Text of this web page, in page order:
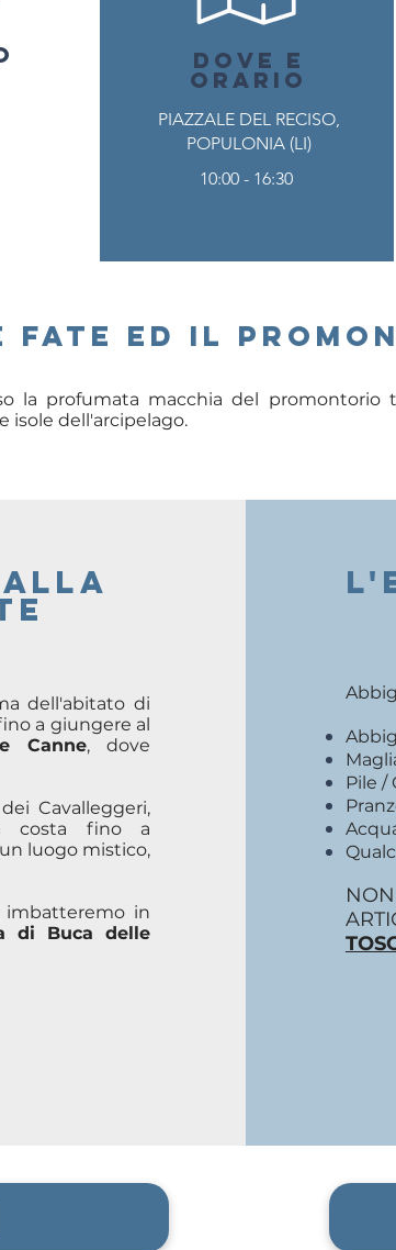
DOVE E
ORARIO
PIAZZALE DEL RECISO,
POPULONIA (LI)
10:00 - 16:30
fate ed il
la profumata macchia del promontorio
isole dell'arcipelago.
alla
dell'abitato di
a giungere al
Canne, dove
Cavalleggeri,
costa fino a
luogo mistico,
imbatteremo in
di Buca delle
Pile /